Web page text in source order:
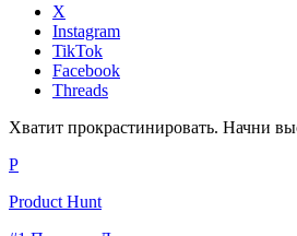
X
Instagram
TikTok
Facebook
Threads
Хватит прокрастинировать. Начни
P
Product Hunt